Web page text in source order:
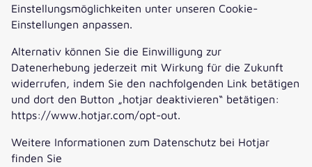
Einstellungsmöglichkeiten unter unseren Cookie-
Einstellungen anpassen.
Alternativ können Sie die Einwilligung zur
Datenerhebung jederzeit mit Wirkung für die Zukunft
widerrufen, indem Sie den nachfolgenden Link betätigen
und dort den Button „hotjar deaktivieren“ betätigen:
https://www.hotjar.com/opt-out.
Weitere Informationen zum Datenschutz bei Hotjar
finden Sie